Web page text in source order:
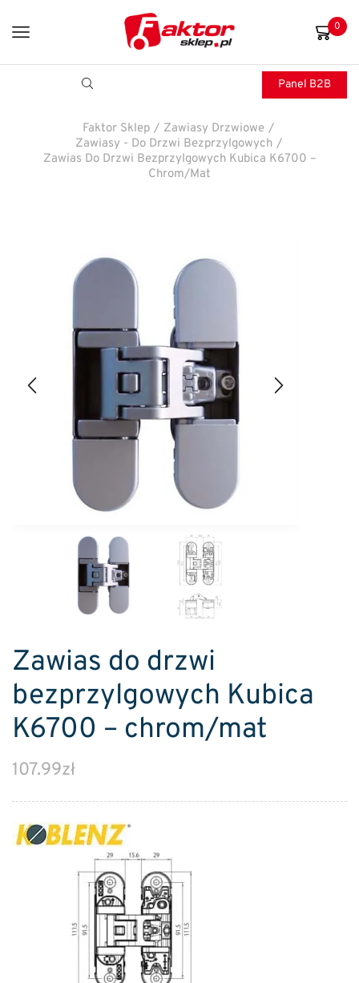
0
Panel B2B
Faktor Sklep / Zawiasy Drzwiowe /
Zawiasy - Do Drzwi Bezprzylgowych /
Zawias Do Drzwi Bezprzylgowych Kubica K6700 –
Chrom/mat
Zawias do drzwi
bezprzylgowych Kubica
K6700 – chrom/mat
107.99zł